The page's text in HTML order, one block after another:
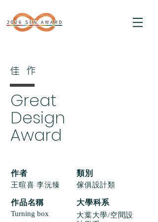
​佳作
Great
Design
Award
​作者 類別
王暄喜 李沅臻 傢俱設計類
作品名稱 大學科系
Turning box
大葉大學/空間設